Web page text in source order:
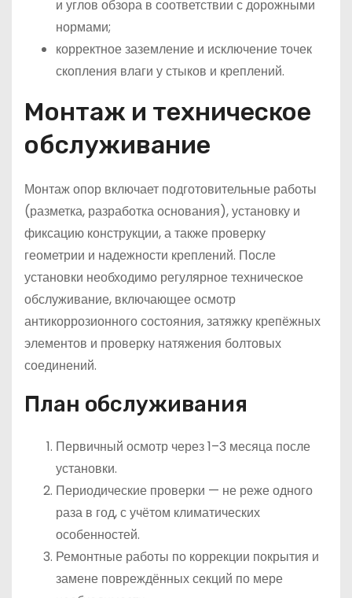
и углов обзора в соответствии с дорожными
нормами;
корректное заземление и исключение точек
скопления влаги у стыков и креплений.
Монтаж и техническое
обслуживание
Монтаж опор включает подготовительные работы
(разметка, разработка основания), установку и
фиксацию конструкции, а также проверку
геометрии и надежности креплений. После
установки необходимо регулярное техническое
обслуживание, включающее осмотр
антикоррозионного состояния, затяжку крепёжных
элементов и проверку натяжения болтовых
соединений.
План обслуживания
Первичный осмотр через 1–3 месяца после
установки.
Периодические проверки — не реже одного
раза в год, с учётом климатических
особенностей.
Ремонтные работы по коррекции покрытия и
замене повреждённых секций по мере